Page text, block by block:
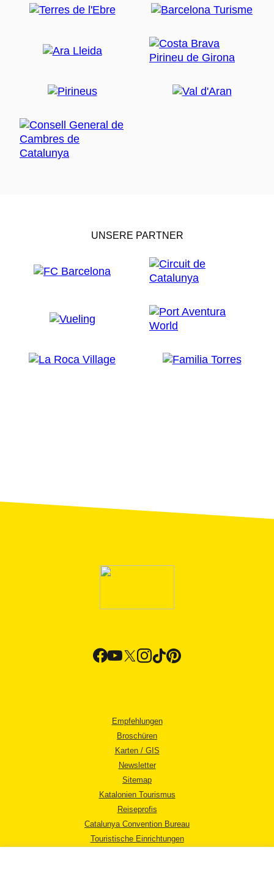
UNSERE PARTNER
Empfehlungen
Broschüren
Karten / GIS
Newsletter
Sitemap
Katalonien Tourismus
Reiseprofis
Catalunya Convention Bureau
Touristische Einrichtungen